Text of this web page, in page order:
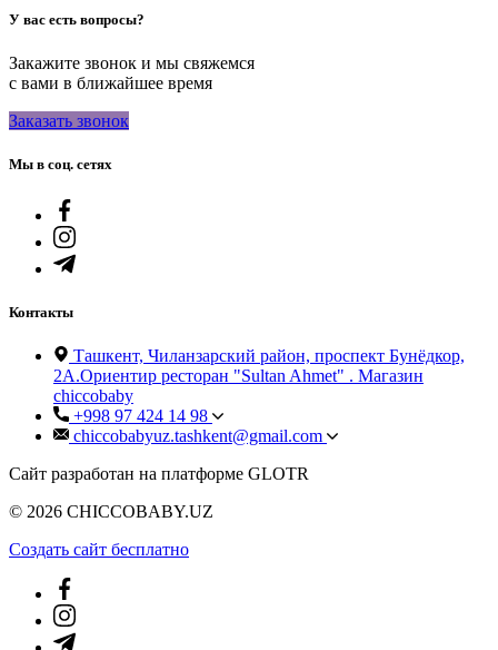
У вас есть вопросы?
Закажите звонок и мы свяжемся
с вами в ближайшее время
Заказать звонок
Мы в соц. сетях
Контакты
Ташкент, Чиланзарский район, проспект Бунёдкор,
2А.Ориентир ресторан "Sultan Ahmet" . Магазин
chiccobaby
+998 97 424 14 98
chiccobabyuz.tashkent@gmail.com
Сайт разработан на платформе GLOTR
© 2026 CHICCOBABY.UZ
Создать cайт бесплатно